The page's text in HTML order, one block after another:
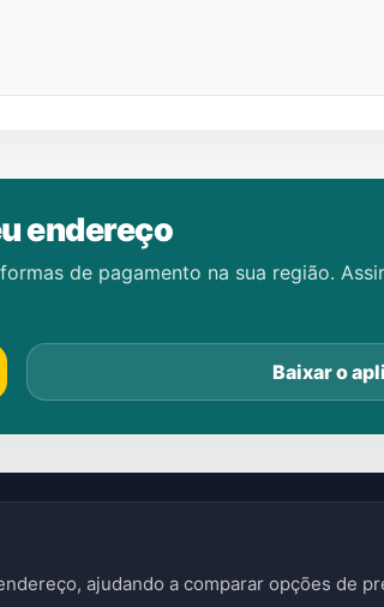
endereço
de pagamento na sua região.
Baixar o
ajudando a comparar opções de